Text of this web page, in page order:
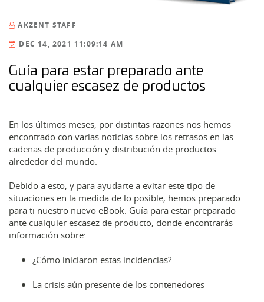
AKZENT STAFF
DEC 14, 2021 11:09:14 AM
Guía para estar preparado ante
cualquier escasez de productos
En los últimos meses, por distintas razones nos hemos
encontrado con varias noticias sobre los retrasos en las
cadenas de producción y distribución de productos
alrededor del mundo.
Debido a esto, y para ayudarte a evitar este tipo de
situaciones en la medida de lo posible, hemos preparado
para ti nuestro nuevo eBook: Guía para estar preparado
ante cualquier escasez de producto, donde encontrarás
información sobre:
¿Cómo iniciaron estas incidencias?
La crisis aún presente de los contenedores